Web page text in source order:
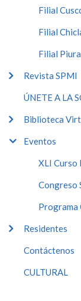
Filial
Filial
Filial Piura
Revista SPMI
ÚNETE A LA
Biblioteca
Eventos
XLI Curso
Congreso
Residentes
Contáctenos
CULTURAL